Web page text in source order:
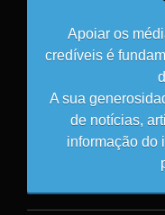
Apoiar os
credíveis é
A sua
de notícias,
informação do